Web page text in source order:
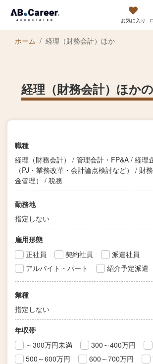
お気に入り
ホーム 経理（財務会計）ほか
経理（財務会計）ほか
職種
経理（財務会計） / 管理会計・FP&A / 経理
（PJ・業務改革・会計論点検討など） / 財
金管理） / 税務
勤務地
指定しない
雇用形態
正社員
契約社員
派遣社員
アルバイト・パート
紹介予定派遣
業種
指定しない
年収帯
～300万円未満
300～400万円
500～600万円
600～700万円